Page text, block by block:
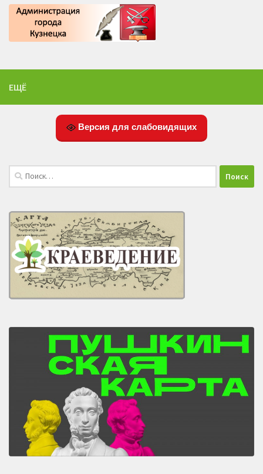
ЕЩЁ
Версия для слабовидящих
Найти: